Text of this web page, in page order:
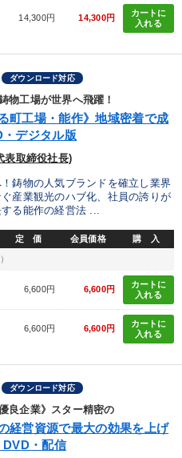
14,300円 14,300円
カートに
入れる
ダウンロード対応
物工場が世界へ飛躍！
町工場・能作》地域密着で成
デジタル版
表取締役社長)
鋳物の人気ブランドを確立し業界
産業観光のハブ化、社員の誇りが
る能作の経営法 ...
定 価 会員価格 購 入
6,600円 6,600円
カートに
入れる
6,600円 6,600円
カートに
入れる
ダウンロード対応
良企業》スター精密の
経営資源で最大の効果を上げ
DVD・配信